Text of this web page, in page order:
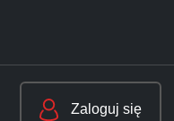
Zaloguj się